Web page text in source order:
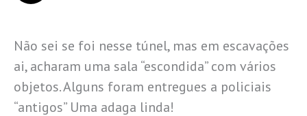
Não sei se foi nesse túnel, mas em escavações
ai, acharam uma sala “escondida” com vários
objetos. Alguns foram entregues a policiais
“antigos” Uma adaga linda!